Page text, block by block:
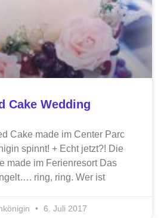
Cake Wedding
Cake made im Center Parc
spinnt! + Echt jetzt?! Die
made im Ferienresort Das
ring, ring. Wer ist
6. Juli 2017